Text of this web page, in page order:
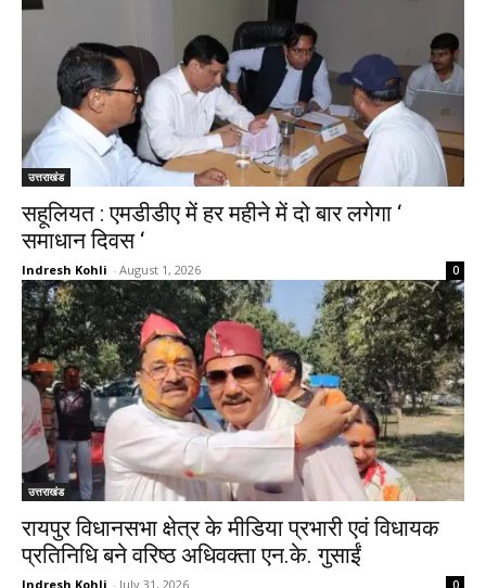
उत्तराखंड
सहूलियत : एमडीडीए में हर महीने में दो बार लगेगा ‘
समाधान दिवस ‘
Indresh Kohli - August 1, 2026 0
उत्तराखंड
रायपुर विधानसभा क्षेत्र के मीडिया प्रभारी एवं विधायक
प्रतिनिधि बने वरिष्ठ अधिवक्ता एन.के. गुसाईं
Indresh Kohli - July 31, 2026 0